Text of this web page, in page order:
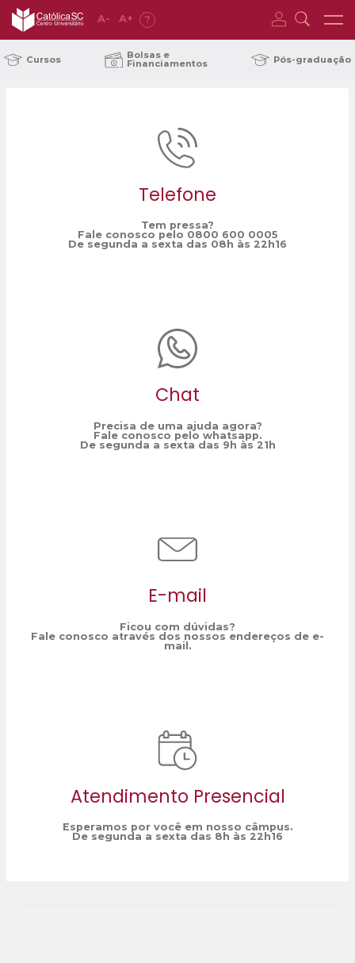
A- A+ ?
Cursos Bolsas e
Financiamentos Pós-graduação
Telefone
Tem pressa?
Fale conosco pelo 0800 600 0005
De segunda a sexta das 08h às 22h16
Chat
Precisa de uma ajuda agora?
Fale conosco pelo whatsapp.
De segunda a sexta das 9h às 21h
E-mail
Ficou com dúvidas?
Fale conosco através dos nossos endereços de e-
mail.
Atendimento Presencial
Esperamos por você em nosso câmpus.
De segunda a sexta das 8h às 22h16